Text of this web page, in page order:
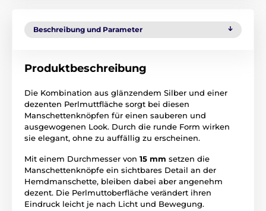
Beschreibung und Parameter
Produktbeschreibung
Die Kombination aus glänzendem Silber und einer
dezenten Perlmuttfläche sorgt bei diesen
Manschettenknöpfen für einen sauberen und
ausgewogenen Look. Durch die runde Form wirken
sie elegant, ohne zu auffällig zu erscheinen.
Mit einem Durchmesser von 15 mm setzen die
Manschettenknöpfe ein sichtbares Detail an der
Hemdmanschette, bleiben dabei aber angenehm
dezent. Die Perlmuttoberfläche verändert ihren
Eindruck leicht je nach Licht und Bewegung.